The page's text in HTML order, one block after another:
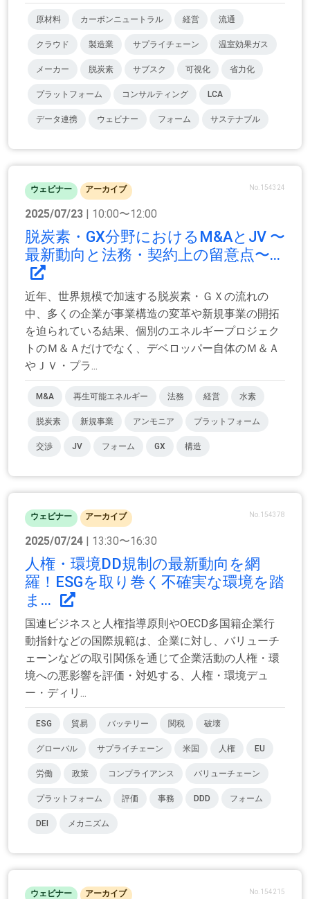
原材料 カーボンニュートラル 経営 流通
クラウド 製造業 サプライチェーン 温室効果ガス
メーカー 脱炭素 サブスク 可視化 省力化
プラットフォーム コンサルティング LCA
データ連携 ウェビナー フォーム サステナブル
ウェビナー アーカイブ No.154324
2025/07/23 | 10:00〜12:00
脱炭素・GX分野におけるM&AとJV 〜
最新動向と法務・契約上の留意点〜...
近年、世界規模で加速する脱炭素・ＧＸの流れの
中、多くの企業が事業構造の変革や新規事業の開拓
を迫られている結果、個別のエネルギープロジェク
トのＭ＆Ａだけでなく、デベロッパー自体のＭ＆Ａ
やＪＶ・プラ...
M&A 再生可能エネルギー 法務 経営 水素
脱炭素 新規事業 アンモニア プラットフォーム
交渉 JV フォーム GX 構造
ウェビナー アーカイブ No.154378
2025/07/24 | 13:30〜16:30
人権・環境DD規制の最新動向を網
羅！ESGを取り巻く不確実な環境を踏
ま...
国連ビジネスと人権指導原則やOECD多国籍企業行
動指針などの国際規範は、企業に対し、バリューチ
ェーンなどの取引関係を通じて企業活動の人権・環
境への悪影響を評価・対処する、人権・環境デュ
ー・ディリ...
ESG 貿易 バッテリー 関税 破壊
グローバル サプライチェーン 米国 人権 EU
労働 政策 コンプライアンス バリューチェーン
プラットフォーム 評価 事務 DDD フォーム
DEI メカニズム
ウェビナー アーカイブ No.154215